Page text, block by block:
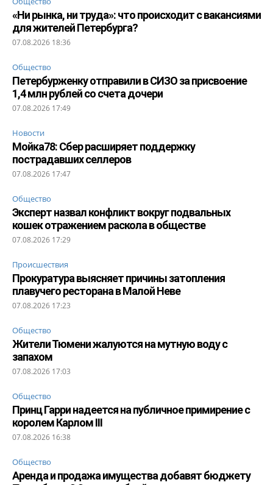
«Ни рынка, ни труда»: что происходит с вакансиями
для жителей Петербурга?
07.08.2026 18:36
Общество
Петербурженку отправили в СИЗО за присвоение
1,4 млн рублей со счета дочери
07.08.2026 17:49
Новости
Мойка78: Сбер расширяет поддержку
пострадавших селлеров
07.08.2026 17:47
Общество
Эксперт назвал конфликт вокруг подвальных
кошек отражением раскола в обществе
07.08.2026 17:29
Происшествия
Прокуратура выясняет причины затопления
плавучего ресторана в Малой Неве
07.08.2026 17:23
Общество
Жители Тюмени жалуются на мутную воду с
запахом
07.08.2026 17:03
Общество
Принц Гарри надеется на публичное примирение с
королем Карлом III
07.08.2026 16:38
Общество
Аренда и продажа имущества добавят бюджету